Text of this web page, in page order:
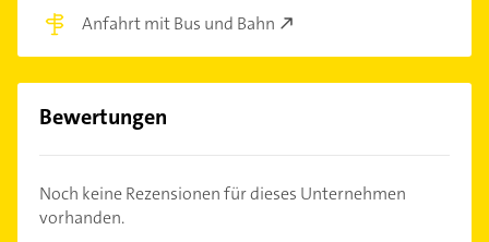
Anfahrt mit Bus und Bahn
Bewertungen
Noch keine Rezensionen für dieses Unternehmen
vorhanden.